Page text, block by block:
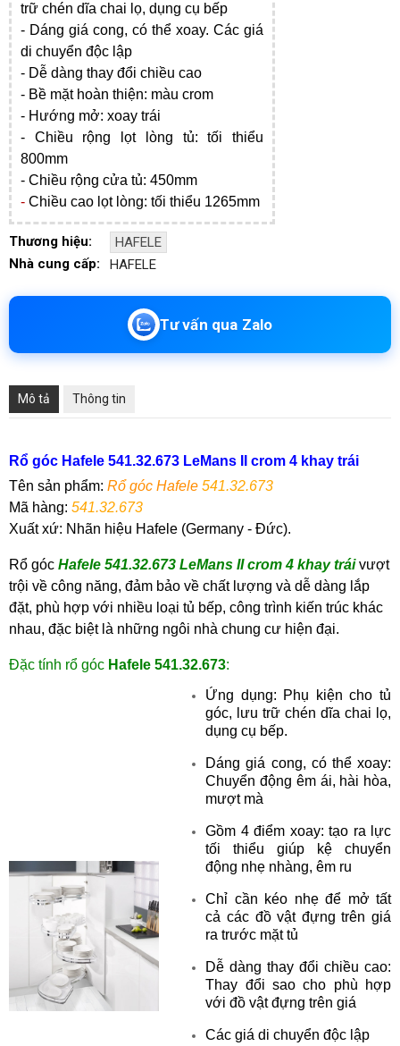
trữ chén dĩa chai lọ, dụng cụ bếp
- Dáng giá cong, có thể xoay. Các giá
di chuyển độc lập
- Dễ dàng thay đổi chiều cao
- Bề mặt hoàn thiện: màu crom
- Hướng mở: xoay trái
- Chiều rộng lọt lòng tủ: tối thiểu
800mm
- Chiều rộng cửa tủ: 450mm
- Chiều cao lọt lòng: tối thiểu 1265mm
Thương hiệu:
HAFELE
Nhà cung cấp:
HAFELE
Tư vấn qua Zalo
Mô tả Thông tin
Rổ góc Hafele 541.32.673 LeMans II crom 4 khay trái
Tên sản phẩm: Rổ góc Hafele 541.32.673
Mã hàng: 541.32.673
Xuất xứ: Nhãn hiệu Hafele (Germany - Đức).
Rổ góc Hafele 541.32.673 LeMans II crom 4 khay tráivượt
trội về công năng, đảm bảo về chất lượng và dễ dàng lắp
đặt, phù hợp với nhiều loại tủ bếp, công trình kiến trúc khác
nhau, đặc biệt là những ngôi nhà chung cư hiện đại.
Đặc tính rổ góc Hafele 541.32.673:
Ứng dụng: Phụ kiện cho tủ
góc, lưu trữ chén dĩa chai lọ,
dụng cụ bếp.
Dáng giá cong, có thể xoay:
Chuyển động êm ái, hài hòa,
mượt mà
Gồm 4 điểm xoay: tạo ra lực
tối thiểu giúp kệ chuyển
động nhẹ nhàng, êm ru
Chỉ cần kéo nhẹ để mở tất
cả các đồ vật đựng trên giá
ra trước mặt tủ
Dễ dàng thay đổi chiều cao:
Thay đổi sao cho phù hợp
với đồ vật đựng trên giá
Các giá di chuyển độc lập